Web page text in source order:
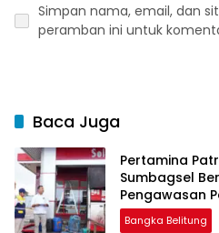
Simpan nama, email, dan
peramban ini untuk
Baca Juga
Pertamina
Sumbagsel
Pengawasan
bagi Nelayan
Bangka Belitung